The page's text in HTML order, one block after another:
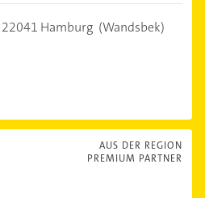
22041 Hamburg (Wandsbek)
AUS DER REGION
PREMIUM PARTNER